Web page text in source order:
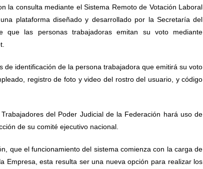
la consulta mediante el Sistema Remoto de Votación Laboral
plataforma diseñado y desarrollado por la Secretaría del
que las personas trabajadoras emitan su voto mediante
de identificación de la persona trabajadora que emitirá su voto
registro de foto y video del rostro del usuario, y código
del Poder Judicial de la Federación hará uso de
de su comité ejecutivo nacional.
que el funcionamiento del sistema comienza con la carga de
Empresa, esta resulta ser una nueva opción para realizar los